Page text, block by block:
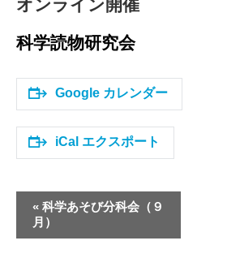
オンライン開催
科学読物研究会
Google カレンダー
iCal エクスポート
ン
« 科学あそび分科会（９
月）